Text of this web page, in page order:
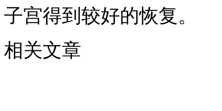
子宫得到较好的恢复。
相关文章